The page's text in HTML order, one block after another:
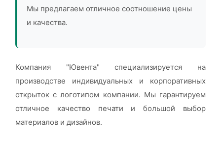
Мы предлагаем отличное соотношение цены
и качества.
Компания "Ювента" специализируется на
производстве индивидуальных и корпоративных
открыток с логотипом компании. Мы гарантируем
отличное качество печати и большой выбор
материалов и дизайнов.